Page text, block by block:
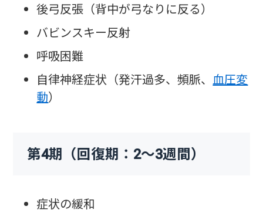
後弓反張（背中が弓なりに反る）
バビンスキー反射
呼吸困難
自律神経症状（発汗過多、頻脈、血圧変
動）
第4期（回復期：2〜3週間）
症状の緩和